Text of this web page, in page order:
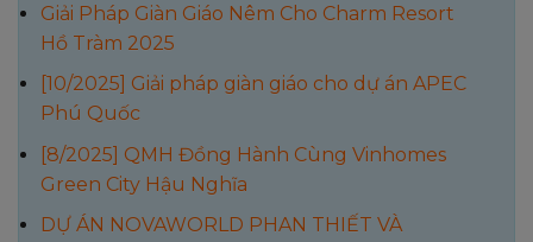
Giải Pháp Giàn Giáo Nêm Cho Charm Resort
Hồ Tràm 2025
[10/2025] Giải pháp giàn giáo cho dự án APEC
Phú Quốc
[8/2025] QMH Đồng Hành Cùng Vinhomes
Green City Hậu Nghĩa
DỰ ÁN NOVAWORLD PHAN THIẾT VÀ